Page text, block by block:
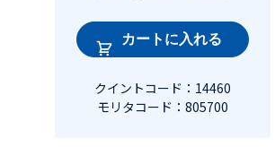
カートに入れる
クイントコード：14460
モリタコード：805700